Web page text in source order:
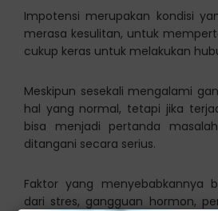
Impotensi merupakan kondisi
merasa kesulitan, untuk
cukup keras untuk melakukan
Meskipun sesekali mengalami
hal yang normal, tetapi jika
bisa menjadi pertanda
ditangani secara serius.
Faktor yang menyebabkannya
dari stres, gangguan hormon,